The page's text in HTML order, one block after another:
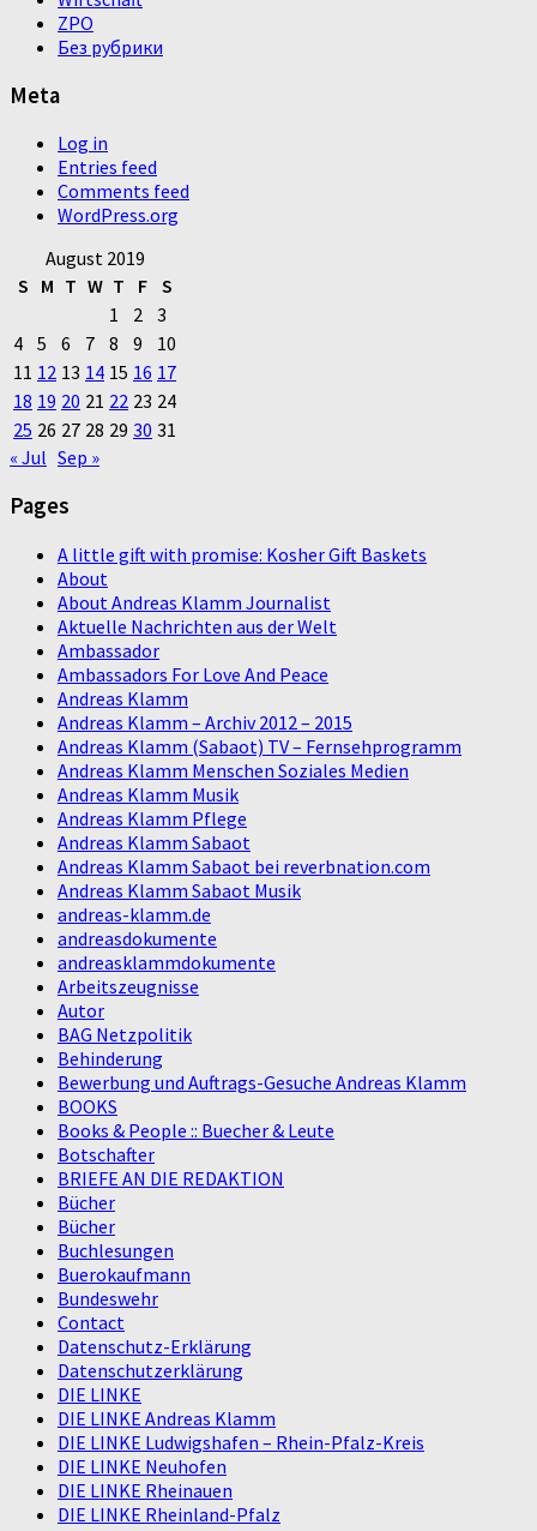
ZPO
Без рубрики
Meta
Log in
Entries feed
Comments feed
WordPress.org
August 2019
S M T W T F S
1
2 3
4 5 6 7 8 9
10
11 12 13 14 15 16 17
18 19 20 21 22 23 24
25 26 27 28 29 30 31
« Jul Sep »
Pages
A little gift with promise: Kosher Gift Baskets
About
About Andreas Klamm Journalist
Aktuelle Nachrichten aus der Welt
Ambassador
Ambassadors For Love And Peace
Andreas Klamm
Andreas Klamm – Archiv 2012 – 2015
Andreas Klamm (Sabaot) TV – Fernsehprogramm
Andreas Klamm Menschen Soziales Medien
Andreas Klamm Musik
Andreas Klamm Pflege
Andreas Klamm Sabaot
Andreas Klamm Sabaot bei reverbnation.com
Andreas Klamm Sabaot Musik
andreas-klamm.de
andreasdokumente
andreasklammdokumente
Arbeitszeugnisse
Autor
BAG Netzpolitik
Behinderung
Bewerbung und Auftrags-Gesuche Andreas Klamm
BOOKS
Books & People :: Buecher & Leute
Botschafter
BRIEFE AN DIE REDAKTION
Bücher
Bücher
Buchlesungen
Buerokaufmann
Bundeswehr
Contact
Datenschutz-Erklärung
Datenschutzerklärung
DIE LINKE
DIE LINKE Andreas Klamm
DIE LINKE Ludwigshafen – Rhein-Pfalz-Kreis
DIE LINKE Neuhofen
DIE LINKE Rheinauen
DIE LINKE Rheinland-Pfalz